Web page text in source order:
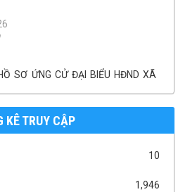
SƠ ỨNG CỬ ĐẠI BIỂU HĐND XÃ
2031
KÊ TRUY CẬP
10
1,946